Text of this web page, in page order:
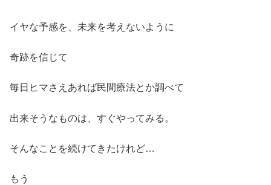
イヤな予感を、未来を考えないように
奇跡を信じて
毎日ヒマさえあれば民間療法とか調べて
出来そうなものは、すぐやってみる。
そんなことを続けてきたけれど…
もう